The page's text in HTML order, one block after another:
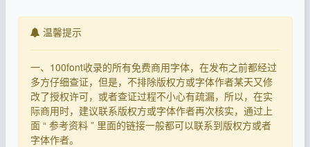
温馨提示
一、100font收录的所有免费商用字体，在发布之前都经过
多方仔细查证，但是，不排除版权方或字体作者某天又修
改了授权许可，或者查证过程不小心有疏漏，所以，在实
际商用时，建议联系版权方或字体作者再次核实，通过上
面 “ 参考资料 ” 里面的链接一般都可以联系到版权方或者
字体作者。